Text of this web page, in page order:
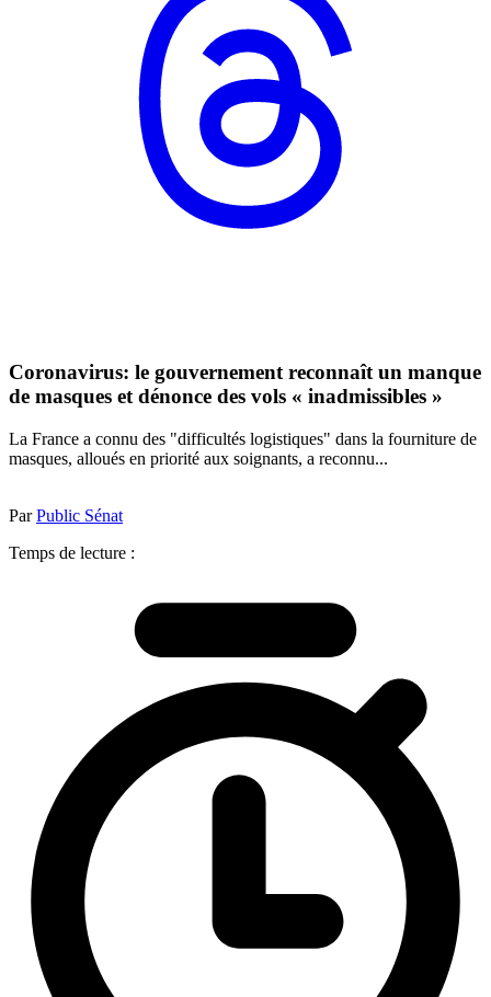
Coronavirus: le gouvernement reconnaît un manque
de masques et dénonce des vols « inadmissibles »
La France a connu des "difficultés logistiques" dans la fourniture de
masques, alloués en priorité aux soignants, a reconnu...
ParPublic Sénat
Temps de lecture :